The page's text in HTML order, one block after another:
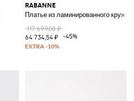
RABANNE
Платье из ламинированного
117 699,08 ₽
64 734,54 ₽
-45%